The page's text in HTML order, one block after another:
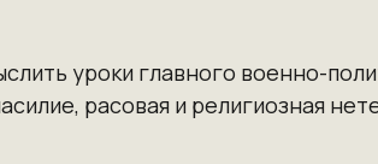
уроки главного военно-
расовая и религиозная